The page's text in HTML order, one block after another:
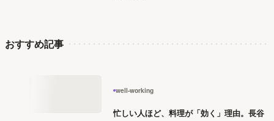
おすすめ記事
well-working
忙しい人ほど、料理が「効く」理由。長谷